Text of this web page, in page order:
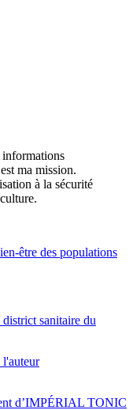
informations
ma mission.
à la sécurité
être des populations
sanitaire du
l'auteur
d’IMPÉRIAL TONIC